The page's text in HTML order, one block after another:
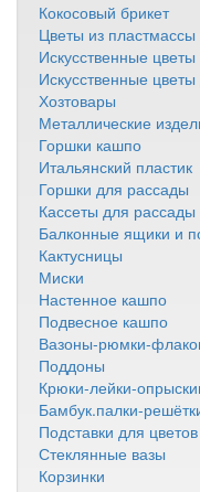
Кокосовый брикет
Цветы из пластмассы
Искусственные цветы
Искусственные
Хозтовары
Металлические
Горшки кашпо
Итальянский пластик
Горшки для рассады
Кассеты для рассады
Балконные ящики и
Кактусницы
Миски
Настенное кашпо
Подвесное кашпо
Вазоны-рюмки-
Поддоны
Крюки-лейки-
Бамбук.палки-
Подставки для цветов
Стеклянные вазы
Корзинки